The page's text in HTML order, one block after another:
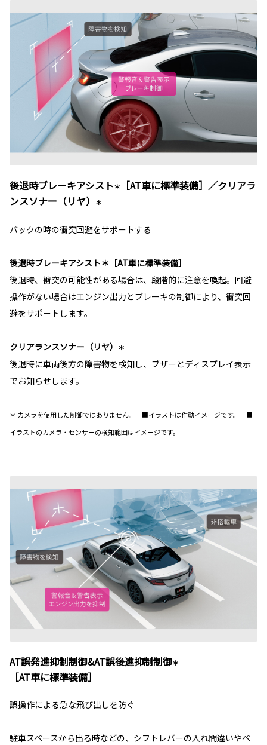
後退時ブレーキアシスト＊
［AT車に標準装備］／クリアラ
ンスソナー（リヤ）
＊
バックの時の衝突回避をサポートする
後退時ブレーキアシスト＊［AT車に標準装備］
後退時、衝突の可能性がある場合は、段階的に注意を喚起。回避
操作がない場合はエンジン出力とブレーキの制御により、衝突回
避をサポートします。
クリアランスソナー（リヤ） ＊
後退時に車両後方の障害物を検知し、ブザーとディスプレイ表示
でお知らせします。
＊ カメラを使用した制御ではありません。 ■イラストは作動イメージです。 ■
イラストのカメラ・センサーの検知範囲はイメージです。
AT誤発進抑制制御&AT誤後進抑制制御＊
［AT車に標準装備］
誤操作による急な飛び出しを防ぐ
駐車スペースから出る時などの、シフトレバーの入れ間違いやペ